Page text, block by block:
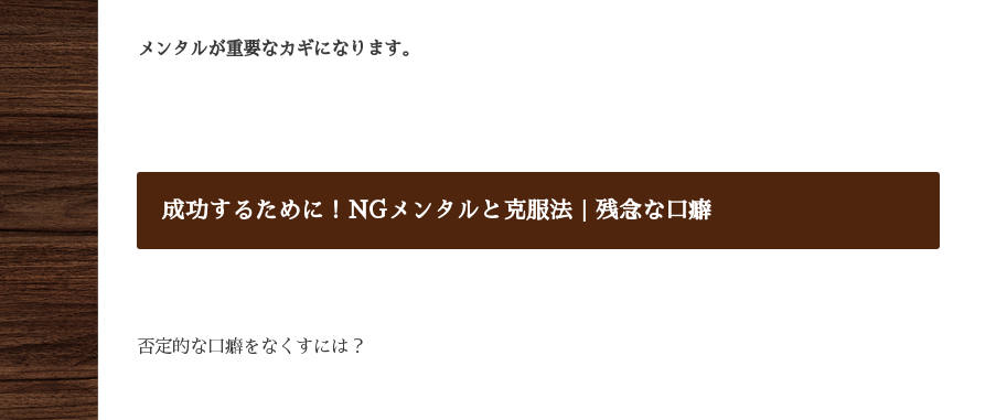
メンタルが重要なカギになります。
成功するために！NGメンタルと克服法｜残念な口癖
否定的な口癖をなくすには？